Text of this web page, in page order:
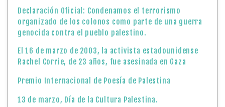
Declaración Oficial: Condenamos el terrorismo
organizado de los colonos como parte de una guerra
genocida contra el pueblo palestino.
El 16 de marzo de 2003, la activista estadounidense
Rachel Corrie, de 23 años, fue asesinada en Gaza
Premio Internacional de Poesía de Palestina
13 de marzo, Día de la Cultura Palestina.